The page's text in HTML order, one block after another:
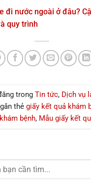
đi nước ngoài ở đâu?
quy trình
trong Tin tức, Dịch vụ
thẻ giấy kết quả khám
bệnh, Mẫu giấy kết